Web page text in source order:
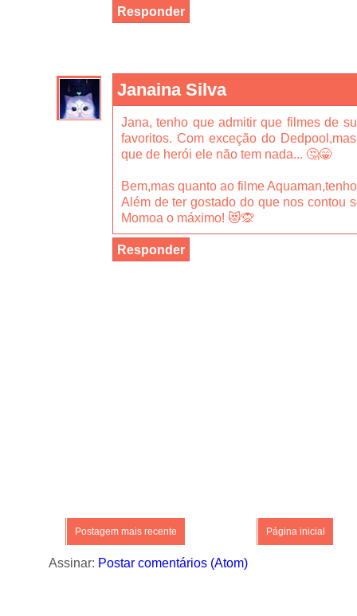
Responder
Janaina Silva
Jana, tenho que admitir que filmes de
favoritos. Com exceção do
que de herói ele não tem nada... 🤔😁
Bem,mas quanto ao filme
Além de ter gostado do que nos contou
Momoa o máximo! 😻🙊
Responder
Postagem mais recente Página inicial
Assinar: Postar comentários (Atom)